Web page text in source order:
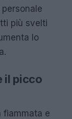
più svelti
lo
il picco
fiammata e